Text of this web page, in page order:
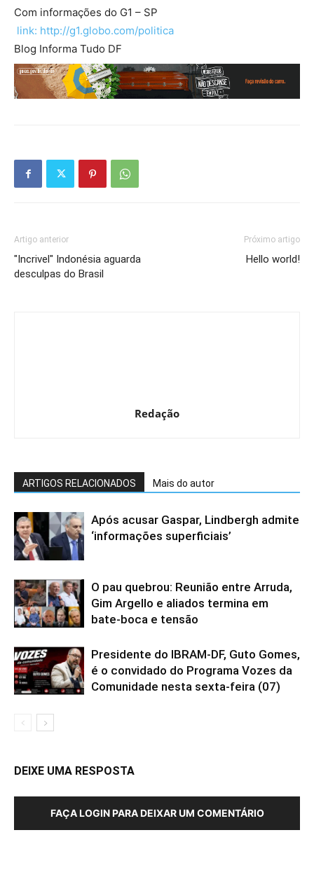
Com informações do G1 – SP
link: http://g1.globo.com/politica
Blog Informa Tudo DF
Artigo anterior
"Incrivel" Indonésia aguarda
desculpas do Brasil
Próximo artigo
Hello world!
Redação
ARTIGOS RELACIONADOS Mais do autor
Após acusar Gaspar, Lindbergh admite
‘informações superficiais’
O pau quebrou: Reunião entre Arruda,
Gim Argello e aliados termina em
bate-boca e tensão
Presidente do IBRAM-DF, Guto Gomes,
é o convidado do Programa Vozes da
Comunidade nesta sexta-feira (07)
DEIXE UMA RESPOSTA
FAÇA LOGIN PARA DEIXAR UM COMENTÁRIO